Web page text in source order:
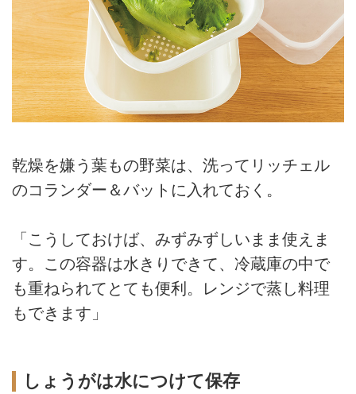
乾燥を嫌う葉もの野菜は、洗ってリッチェル
のコランダー＆バットに入れておく。
「こうしておけば、みずみずしいまま使えま
す。この容器は水きりできて、冷蔵庫の中で
も重ねられてとても便利。レンジで蒸し料理
もできます」
しょうがは水につけて保存